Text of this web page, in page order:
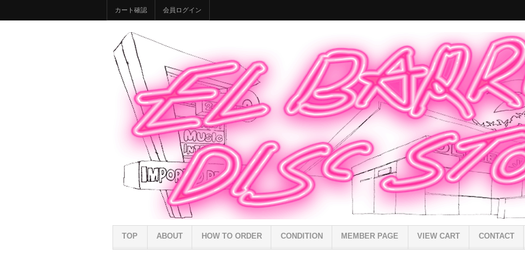
カート確認 会員ログイン
TOP ABOUT HOW TO ORDER CONDITION MEMBER PAGE VIEW CART CONTACT